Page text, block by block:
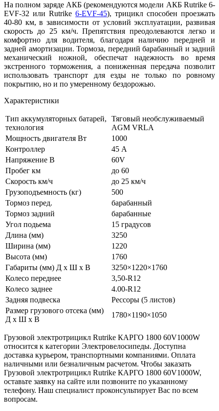
На полном заряде АКБ (рекомендуются модели АКБ Rutrike 6-
EVF-32 или Rutrike 6-EVF-45), трицикл способен проезжать
40-80 км, в зависимости от условий эксплуатации, развивая
скорость до 25 км/ч. Препятствия преодолеваются легко и
комфортно для водителя, благодаря наличию передней и
задней амортизации. Тормоза, передний барабанный и задний
механический ножной, обеспечат надежность во время
экстренного торможения, а пониженная передача позволит
использовать транспорт для езды не только по ровному
покрытию, но и по умеренному бездорожью.
Характеристики
Тип аккумуляторных батарей,
технология
Тяговый необслуживаемый
AGM VRLA
Мощность двигателя Вт
1000
Контроллер
45 А
Напряжение В
60V
Пробег км
до 60
Скорость км/ч
до 25 км/ч
Грузоподъемность (кг)
500
Тормоз перед.
барабанный
Тормоз задний
барабанные
Угол подьема
15 градусов
Длина (мм)
3250
Ширина (мм)
1220
Высота (мм)
1760
Габариты (мм) Д x Ш x В
3250×1220×1760
Колесо переднее
3,50-R12
Колесо заднее
4.00-R12
Задняя подвеска
Рессоры (5 листов)
Размер грузового отсека (мм)
Д x Ш x В
1780×1190×1050
Грузовой электротрицикл Rutrike КАРГО 1800 60V1000W
относится к категории Электровелосипеды. Доступна
доставка курьером, транспортными компаниями. Оплата
наличными или безналичным расчетом. Чтобы заказать
Грузовой электротрицикл Rutrike КАРГО 1800 60V1000W,
оставьте заявку на сайте или позвоните по указанному
телефону. Наш специалист проконсультирует Вас по всем
вопросам.